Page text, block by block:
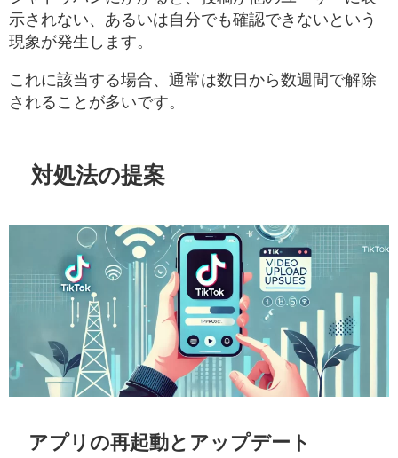
示されない、あるいは自分でも確認できないという
現象が発生します。
これに該当する場合、通常は数日から数週間で解除
されることが多いです。
対処法の提案
アプリの再起動とアップデート